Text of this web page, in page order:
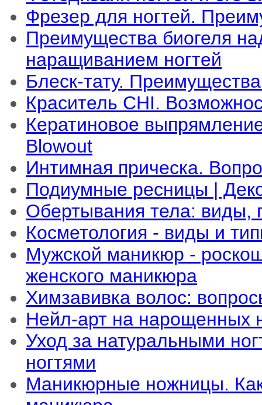
Фрезер для ногтей.
Преимущества биогеля
наращиванием ногтей
Блеск-тату. Преимущества
Краситель CHI.
Кератиновое
Blowout
Интимная прическа.
Подиумные ресницы |
Обертывания тела: виды,
Косметология - виды и
Мужской маникюр -
женского маникюра
Химзавивка волос:
Нейл-арт на нарощенных
Уход за натуральными
ногтями
Маникюрные ножницы.